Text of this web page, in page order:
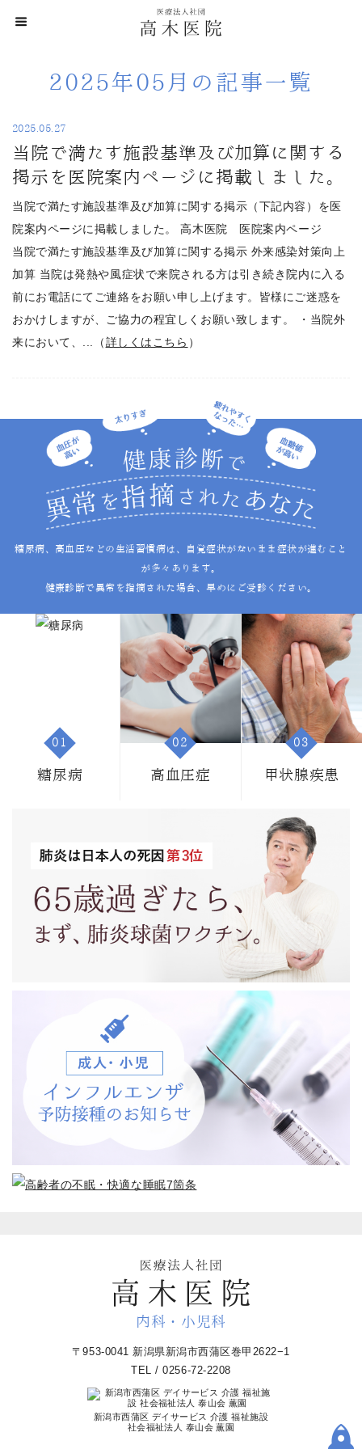
2025年05月の記事一覧
2025.05.27
当院で満たす施設基準及び加算に関する
掲示を医院案内ページに掲載しました。
当院で満たす施設基準及び加算に関する掲示（下記内容）を医
院案内ページに掲載しました。 高木医院 医院案内ページ
当院で満たす施設基準及び加算に関する掲示 外来感染対策向上
加算 当院は発熱や風症状で来院される方は引き続き院内に入る
前にお電話にてご連絡をお願い申し上げます。皆様にご迷惑を
おかけしますが、ご協力の程宜しくお願い致します。 ・当院外
来において、...（詳しくはこちら ）
糖尿病、高血圧などの生活習慣病は、自覚症状がないまま症状が進むこと
が多々あります。
健康診断で異常を指摘された場合、早めにご受診ください。
01
糖尿病
02
高血圧症
03
甲状腺疾患
内科・小児科
〒953-0041 新潟県新潟市西蒲区巻甲2622−1
TEL / 0256-72-2208
新潟市西蒲区 デイサービス 介護 福祉施設
社会福祉法人 泰山会 薫園